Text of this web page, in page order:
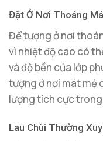
Đặt Ở Nơi Thoáng
Để tượng ở nơi
vì nhiệt độ cao có
và độ bền của lớp
tượng ở nơi mát mẻ
lượng tích cực
Lau Chùi Thường